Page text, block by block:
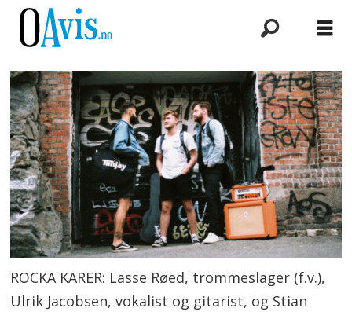
ROCKA KARER: Lasse Røed, trommeslager (f.v.),
Ulrik Jacobsen, vokalist og gitarist, og Stian